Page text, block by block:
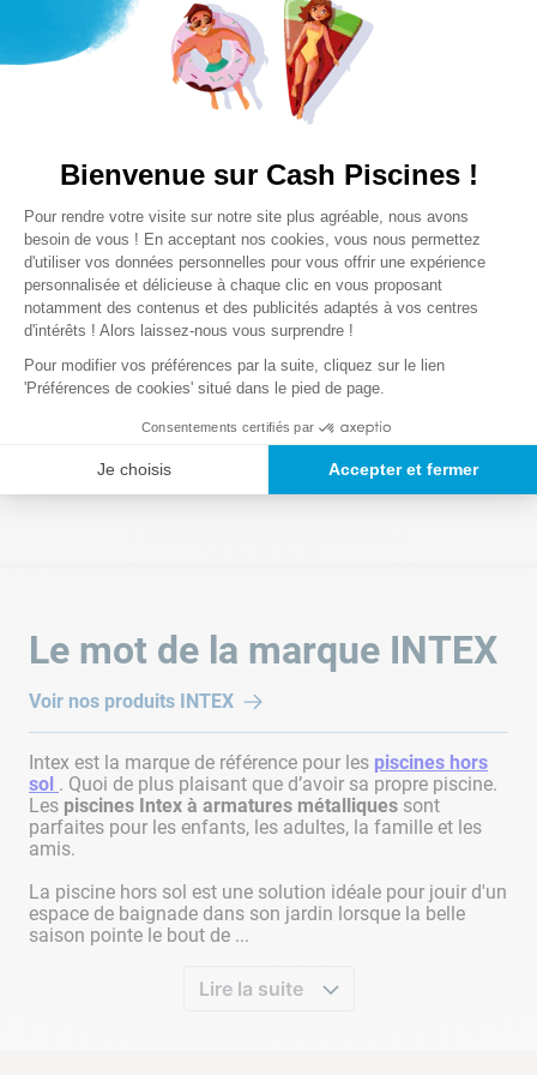
Spa gonflable Pure Spa octogonal 4 places
bulles + jets Noir
Spa gonflable Pure Spa octogonal 6 places
bulles + jets Noir
Noir
Beige
28474EX
Spa gonflable Intex Pure Spa rond 4 places
Blue Navy
28430EX
Spa gonflable Intex Pure Spa rond 4 places
Spa gonflable Intex Pure Spa rond 6 places
Beige
Spa gonflable Intex Pure Spa rond 6 places
Blue Navy
28432EX
Spa + Piscine Blue Navy 28492EX
COMMENT PRÉSERVER L'EFFICACITÉ DE SON
FILTRE À CARTOUCHE ?
Au fur et à mesure du temps, votrefiltre en recueillant les
particules va finir par s'encrasser . De ce fait, sa capacité de
filtration s'en trouvera altérée, jusqu'à finir par ne plus filtrer
nouveau d'une filtration correcte, vous devez nettoyer votre
cartouche filtrante. Afin de minimiser le temps de nettoyage,
cartouche de filtration tel qu'unnettoyeur de cartouche
Lire la suite
Poids des colis
0,1 Kg
Notre satisfaction, la votre
Avis clients
Chargement de la synthèse…
Veuillez vous connecter pour écrire un avis.
Le plus récent
Chargement des avis…
Le mot de la marque INTEX
Voir nos produits INTEX
Intex est la marque de référence pour les piscines hors
sol . Quoi de plus plaisant que d’avoir sa propre piscine.
Les piscines Intex à armatures métalliques sont
parfaites pour les enfants, les adultes, la famille et les
amis.
La piscine hors sol est une solution idéale pour jouir d'un
espace de baignade dans son jardin lorsque la belle
saison pointe le bout de ...
Lire la suite
Bienvenue sur Cash Piscines !
Plateforme de Gestion du
Pour rendre votre visite sur notre site plus agréable, nous avons
besoin de vous ! En acceptant nos cookies, vous nous permettez
d'utiliser vos données personnelles pour vous offrir une expérience
personnalisée et délicieuse à chaque clic en vous proposant
notamment des contenus et des publicités adaptés à vos centres
d'intérêts ! Alors laissez-nous vous surprendre !
Pour modifier vos préférences par la suite, cliquez sur le lien
'Préférences de cookies' situé dans le pied de page.
Consentements certifiés par
Je choisis Accepter et fermer
Axeptio consent